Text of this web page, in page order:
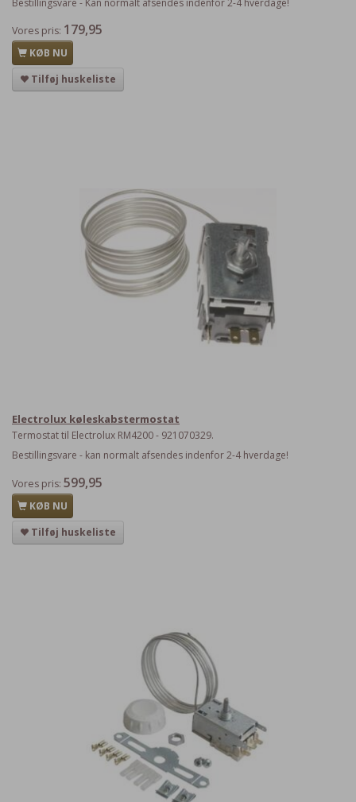
Vores pris: 179,95
KØB NU
Tilføj huskeliste
Electrolux køleskabstermostat
Termostat til Electrolux RM4200 - 921070329.
Bestillingsvare - kan normalt afsendes indenfor 2-4 hverdage!
Vores pris: 599,95
KØB NU
Tilføj huskeliste